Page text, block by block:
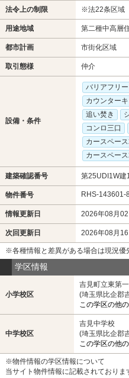
法令上の制限 ※法22条区域
用途地域 第二種中高層
都市計画 市街化区域
取引態様 仲介
設備・条件
バリアフリー
カウンター
追い焚き
コンロ三口
カースペー
カースペー
建築確認番号 第25UDI1W建
物件番号 RHS-143601-
情報更新日 2026年08月02
次回更新日 2026年08月16
※各種情報と差異がある場合は現況優
学区情報
小学校区
吉見町立東第
(埼玉県比企郡
この学区の他
中学校区
吉見中学校
(埼玉県比企郡
この学区の他
※物件情報の学区情報について
当サイト物件情報に記載されており